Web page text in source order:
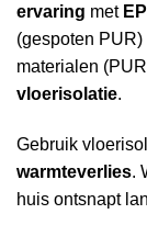
ervaring met
(gespoten PUR)
materialen
vloerisolatie.
Gebruik
warmteverlies.
huis ontsnapt